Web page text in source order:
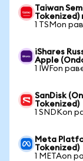
Taiwan
Tokenized)
1 TSMon
iShares
Apple
1 IWFon
SanDisk
Tokenized)
1 SNDKon
Meta
Tokenized)
1 METAon